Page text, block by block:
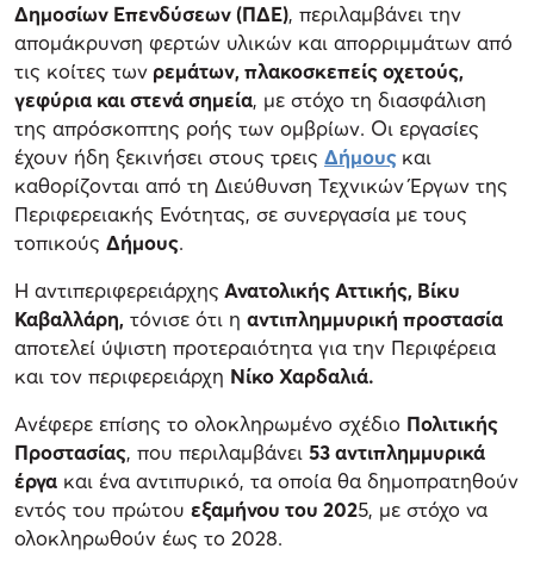
Δημοσίων Επενδύσεων (ΠΔΕ), περιλαμβάνει την
απομάκρυνση φερτών υλικών και απορριμμάτων από
τις κοίτες των ρεμάτων, πλακοσκεπείς οχετούς,
γεφύρια και στενά σημεία, με στόχο τη διασφάλιση
της απρόσκοπτης ροής των ομβρίων. Οι εργασίες
έχουν ήδη ξεκινήσει στους τρεις Δήμους και
καθορίζονται από τη Διεύθυνση Τεχνικών Έργων της
Περιφερειακής Ενότητας, σε συνεργασία με τους
τοπικούς Δήμους.
Η αντιπεριφερειάρχης Ανατολικής Αττικής, Βίκυ
Καβαλλάρη, τόνισε ότι η αντιπλημμυρική προστασία
αποτελεί ύψιστη προτεραιότητα για την Περιφέρεια
και τον περιφερειάρχη Νίκο Χαρδαλιά.
Ανέφερε επίσης το ολοκληρωμένο σχέδιο Πολιτικής
Προστασίας, που περιλαμβάνει 53 αντιπλημμυρικά
έργα και ένα αντιπυρικό, τα οποία θα δημοπρατηθούν
εντός του πρώτου εξαμήνου του 2025, με στόχο να
ολοκληρωθούν έως το 2028.